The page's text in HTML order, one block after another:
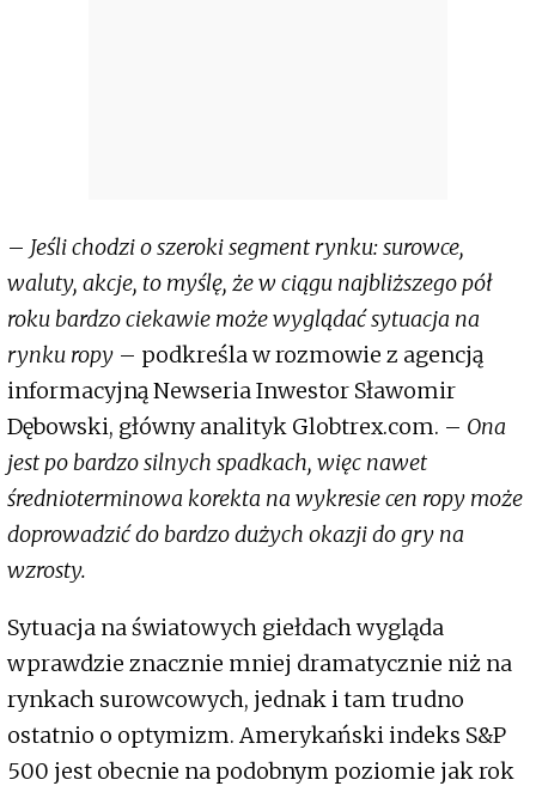
– Jeśli chodzi o szeroki segment rynku: surowce,
waluty, akcje, to myślę, że w ciągu najbliższego pół
roku bardzo ciekawie może wyglądać sytuacja na
rynku ropy – podkreśla w rozmowie z agencją
informacyjną Newseria Inwestor Sławomir
Dębowski, główny analityk Globtrex.com. – Ona
jest po bardzo silnych spadkach, więc nawet
średnioterminowa korekta na wykresie cen ropy może
doprowadzić do bardzo dużych okazji do gry na
wzrosty.
Sytuacja na światowych giełdach wygląda
wprawdzie znacznie mniej dramatycznie niż na
rynkach surowcowych, jednak i tam trudno
ostatnio o optymizm. Amerykański indeks S&P
500 jest obecnie na podobnym poziomie jak rok